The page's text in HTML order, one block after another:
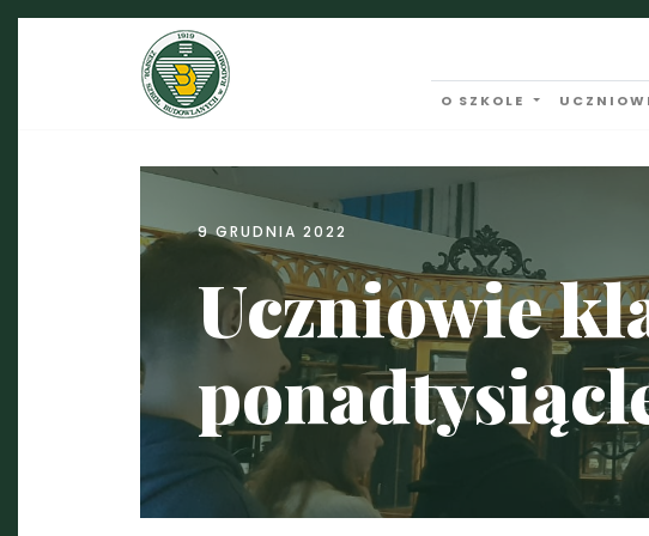
O SZKOLE
9 GRUDNIA 2022
Uczniowie